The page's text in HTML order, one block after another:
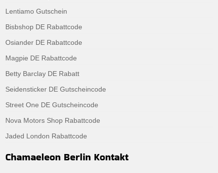
Lentiamo Gutschein
Bisbshop DE Rabattcode
Osiander DE Rabattcode
Magpie DE Rabattcode
Betty Barclay DE Rabatt
Seidensticker DE Gutscheincode
Street One DE Gutscheincode
Nova Motors Shop Rabattcode
Jaded London Rabattcode
Chamaeleon Berlin Kontakt